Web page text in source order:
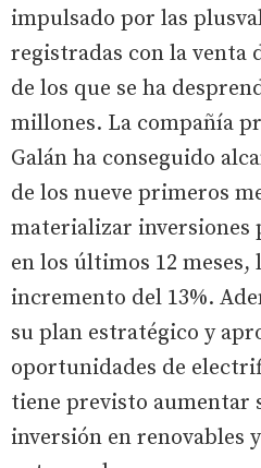
impulsado por las
registradas con la venta
de los que se ha
millones. La compañía
Galán ha conseguido
de los nueve primeros
materializar inversiones
en los últimos 12 meses,
incremento del 13%.
su plan estratégico y
oportunidades de
tiene previsto aumentar
inversión en renovables